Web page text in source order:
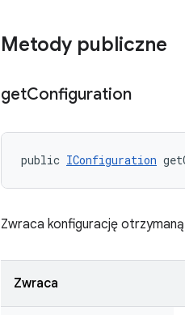
Metody publiczne
getConfiguration
public IConfiguration
Zwraca konfigurację
Zwraca